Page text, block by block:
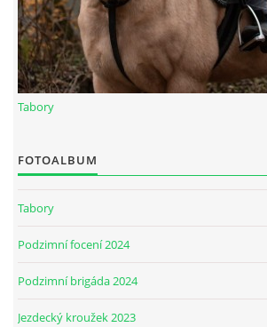
VOLEJTE 604265192
DĚKUJEME ZA PODPORU ČESKÉ UNIÍ
JARNÍ BRIGÁDA SE ODKLÁDÁ.
PODZIMNÍ BRIGÁDA 9.11.2024
Tabory
FOTOALBUM
Tabory
Podzimní focení 2024
Podzimní brigáda 2024
Jezdecký kroužek 2023